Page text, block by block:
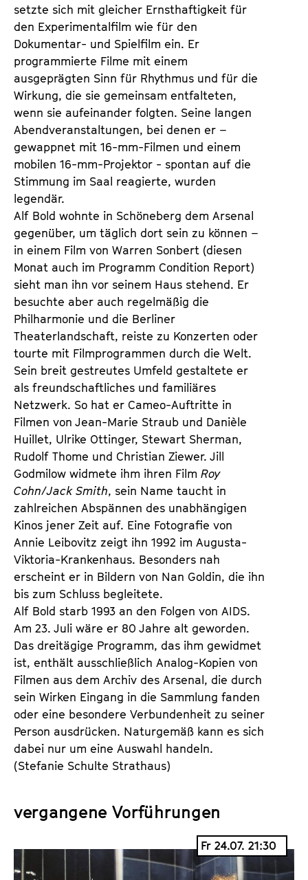
setzte sich mit gleicher Ernsthaftigkeit für
den Experimentalfilm wie für den
Dokumentar- und Spielfilm ein. Er
programmierte Filme mit einem
ausgeprägten Sinn für Rhythmus und für die
Wirkung, die sie gemeinsam entfalteten,
wenn sie aufeinander folgten. Seine langen
Abendveranstaltungen, bei denen er –
gewappnet mit 16-mm-Filmen und einem
mobilen 16-mm-Projektor - spontan auf die
Stimmung im Saal reagierte, wurden
legendär.
Alf Bold wohnte in Schöneberg dem Arsenal
gegenüber, um täglich dort sein zu können –
in einem Film von Warren Sonbert (diesen
Monat auch im Programm Condition Report)
sieht man ihn vor seinem Haus stehend. Er
besuchte aber auch regelmäßig die
Philharmonie und die Berliner
Theaterlandschaft, reiste zu Konzerten oder
tourte mit Filmprogrammen durch die Welt.
Sein breit gestreutes Umfeld gestaltete er
als freundschaftliches und familiäres
Netzwerk. So hat er Cameo-Auftritte in
Filmen von Jean-Marie Straub und Danièle
Huillet, Ulrike Ottinger, Stewart Sherman,
Rudolf Thome und Christian Ziewer. Jill
Godmilow widmete ihm ihren Film Roy
Cohn/Jack Smith, sein Name taucht in
zahlreichen Abspännen des unabhängigen
Kinos jener Zeit auf. Eine Fotografie von
Annie Leibovitz zeigt ihn 1992 im Augusta-
Viktoria-Krankenhaus. Besonders nah
erscheint er in Bildern von Nan Goldin, die ihn
bis zum Schluss begleitete.
Alf Bold starb 1993 an den Folgen von AIDS.
Am 23. Juli wäre er 80 Jahre alt geworden.
Das dreitägige Programm, das ihm gewidmet
ist, enthält ausschließlich Analog-Kopien von
Filmen aus dem Archiv des Arsenal, die durch
sein Wirken Eingang in die Sammlung fanden
oder eine besondere Verbundenheit zu seiner
Person ausdrücken. Naturgemäß kann es sich
dabei nur um eine Auswahl handeln.
(Stefanie Schulte Strathaus)
vergangene Vorführungen
Fr 24.07. 21:30